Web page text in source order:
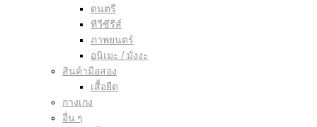
ดนตรี
ทีวีซีรีส์
ภาพยนตร์
อนิเมะ / มังงะ
สินค้ามือสอง
เสื้อยืด
กางเกง
อื่น ๆ